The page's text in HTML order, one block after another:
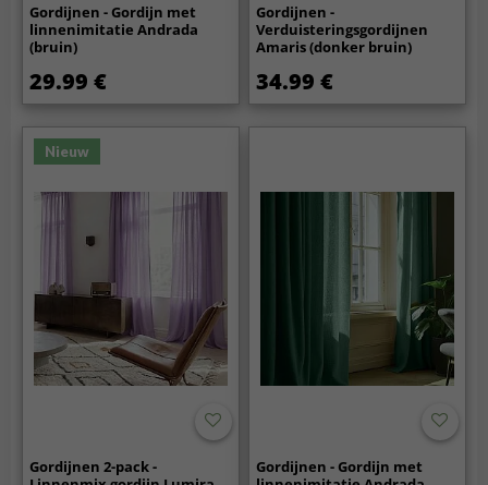
Gordijnen - Gordijn met
linnenimitatie Andrada
(bruin)
29.99 €
Gordijnen -
Verduisteringsgordijnen
Amaris (donker bruin)
34.99 €
Nieuw
Gordijnen 2-pack -
Gordijnen - Gordijn met